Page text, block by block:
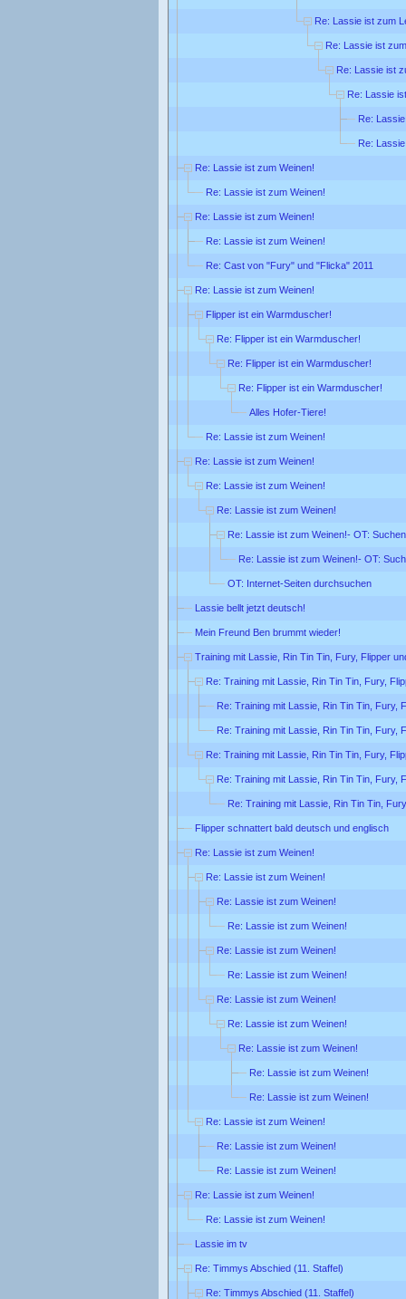
Re: Lassie ist zum
Re: Lassie ist
Re: Lassie ist
Re: Lassie
Re:
Re:
Re: Lassie ist zum Weinen!
Re: Lassie ist zum Weinen!
Re: Lassie ist zum Weinen!
Re: Lassie ist zum Weinen!
Re: Cast von "Fury" und "Flicka" 2011
Re: Lassie ist zum Weinen!
Flipper ist ein Warmduscher!
Re: Flipper ist ein Warmduscher!
Re: Flipper ist ein Warmduscher!
Re: Flipper ist ein Warmduscher!
Alles Hofer-Tiere!
Re: Lassie ist zum Weinen!
Re: Lassie ist zum Weinen!
Re: Lassie ist zum Weinen!
Re: Lassie ist zum Weinen!
Re: Lassie ist zum Weinen!- OT: Suchen
Re: Lassie ist zum Weinen!- OT:
OT: Internet-Seiten durchsuchen
Lassie bellt jetzt deutsch!
Mein Freund Ben brummt wieder!
Training mit Lassie, Rin Tin Tin, Fury, Flipper
Re: Training mit Lassie, Rin Tin Tin, Fury,
Re: Training mit Lassie, Rin Tin Tin, Fury,
Re: Training mit Lassie, Rin Tin Tin, Fury,
Re: Training mit Lassie, Rin Tin Tin, Fury,
Re: Training mit Lassie, Rin Tin Tin, Fury,
Re: Training mit Lassie, Rin Tin Tin,
Flipper schnattert bald deutsch und englisch
Re: Lassie ist zum Weinen!
Re: Lassie ist zum Weinen!
Re: Lassie ist zum Weinen!
Re: Lassie ist zum Weinen!
Re: Lassie ist zum Weinen!
Re: Lassie ist zum Weinen!
Re: Lassie ist zum Weinen!
Re: Lassie ist zum Weinen!
Re: Lassie ist zum Weinen!
Re: Lassie ist zum Weinen!
Re: Lassie ist zum Weinen!
Re: Lassie ist zum Weinen!
Re: Lassie ist zum Weinen!
Re: Lassie ist zum Weinen!
Re: Lassie ist zum Weinen!
Re: Lassie ist zum Weinen!
Lassie im tv
Re: Timmys Abschied (11. Staffel)
Re: Timmys Abschied (11. Staffel)